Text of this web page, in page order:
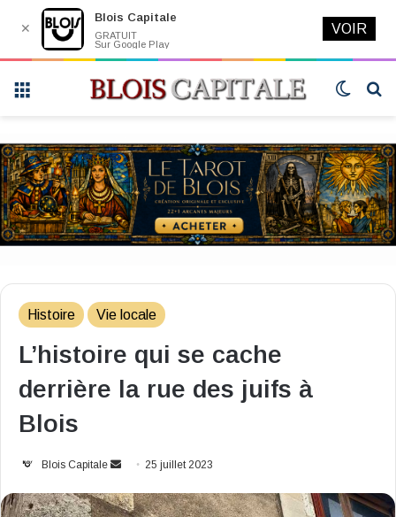
Switch
Histoire Vie locale
L’histoire qui se cache
derrière la rue des juifs à
Blois
Blois Capitale
Envoyer
courriel
25 juillet 2023
✕
Blois Capitale
GRATUIT
Sur Google Play
VOIR